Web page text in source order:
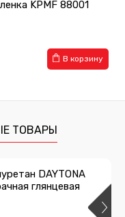
KPMF 88001
В корзину
ТОВАРЫ
DAYTONA
глянцевая